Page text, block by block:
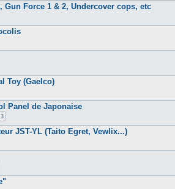
Gun Force 1 & 2, Undercover cops, etc
Toy (Gaelco)
Panel de Japonaise
3
JST-YL (Taito Egret, Vewlix...)